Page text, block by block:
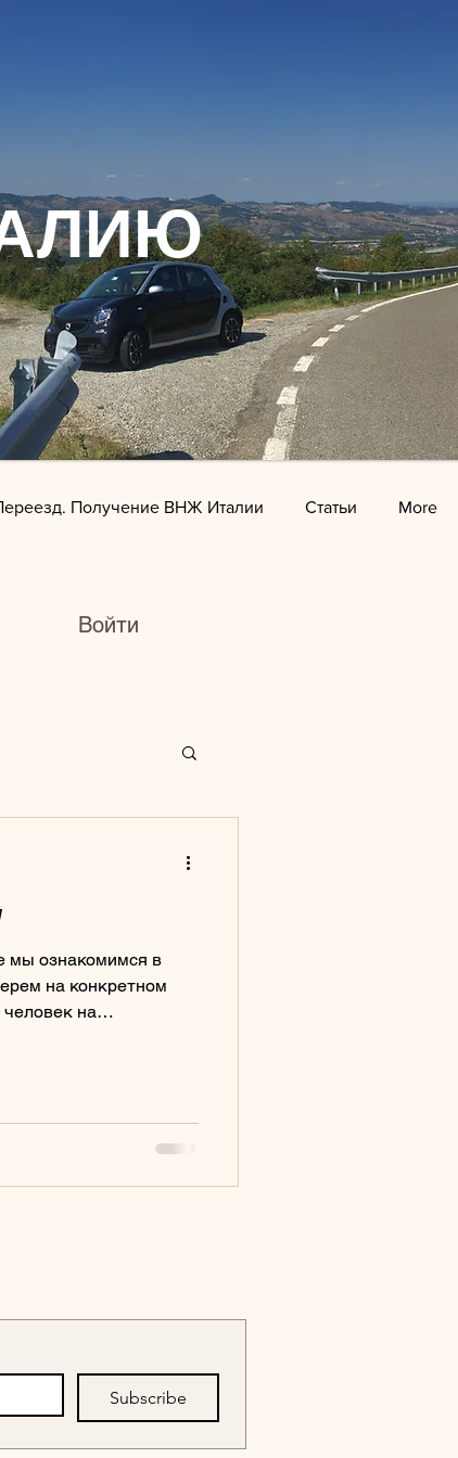
Войти
мы ознакомимся в
на конкретном
человек на
Получение ВНЖ Италии Статьи More
Subscribe